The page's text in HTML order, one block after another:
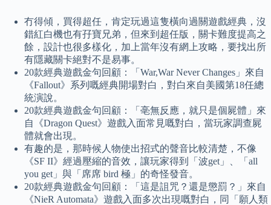
冇得傾，買得超任，肯定玩過這隻橫向過關遊戲經典，沒
錯紅白機也有孖寶兄弟，但來到超任版，關卡難度提高之
餘，設計也很多樣化，加上當年沒有網上攻略，要找出所
有隱藏關卡絕對不是易事。
20款經典遊戲金句回顧：「War,War Never Changes」來自
《Fallout》系列嘅經典開場對白，對白來自美國第18任總
統演說。
20款經典遊戲金句回顧：「亳無反應，就只是個屍體」來
自《Dragon Quest》遊戲入面常見嘅對白，當玩家調查屍
體就會出現。
有趣的是，那時候人物使出招式的聲音比較清楚，不像
《SF II》經過壓縮的音效，讓玩家得到「波get」、「all
you get」與「席席 bird 極」的奇怪發音。
20款經典遊戲金句回顧：「這是詛咒？還是懲罰？」來自
《NieR Automata》遊戲入面多次出現嘅對白，同「願人類